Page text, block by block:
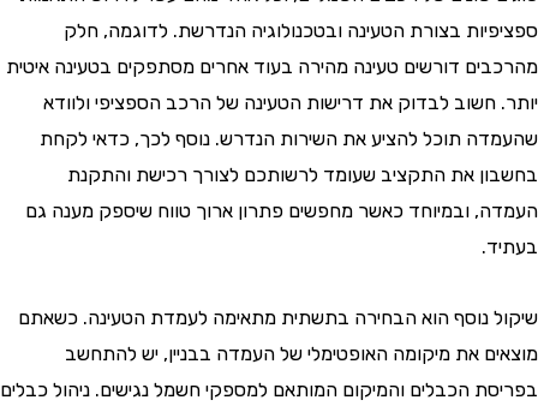
בצורת הטעינה ובטכנולוגיה הנדרשת. לדוגמה, חלק
דורשים טעינה מהירה בעוד אחרים מסתפקים בטעינה איטית
חשוב לבדוק את דרישות הטעינה של הרכב הספציפי ולוודא
תוכל להציע את השירות הנדרש. נוסף לכך, כדאי לקחת
את התקציב שעומד לרשותכם לצורך רכישת והתקנת
ובמיוחד כאשר מחפשים פתרון ארוך טווח שיספק מענה גם
נוסף הוא הבחירה בתשתית מתאימה לעמדת הטעינה. כשאתם
את מיקומה האופטימלי של העמדה בבניין, יש להתחשב
הכבלים והמיקום המותאם למספקי חשמל נגישים. ניהול כבלים